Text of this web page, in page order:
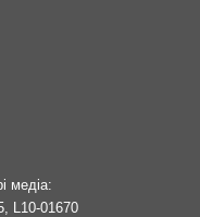
медіа:
L10-01670